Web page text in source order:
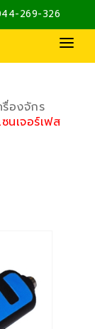
269-326
องจักร
นเจอร์เฟส